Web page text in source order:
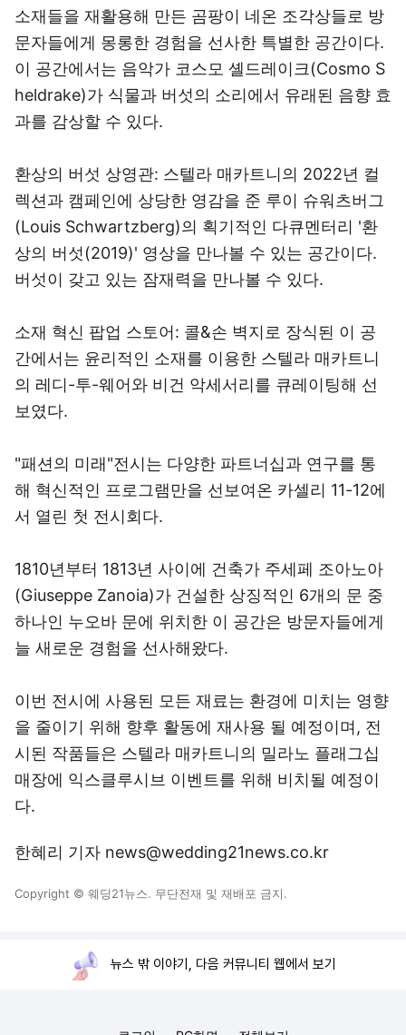
소재들을 재활용해 만든 곰팡이 네온 조각상들로 방
문자들에게 몽롱한 경험을 선사한 특별한 공간이다.
이 공간에서는 음악가 코스모 셸드레이크(Cosmo S
heldrake)가 식물과 버섯의 소리에서 유래된 음향 효
과를 감상할 수 있다.
환상의 버섯 상영관: 스텔라 매카트니의 2022년 컬
렉션과 캠페인에 상당한 영감을 준 루이 슈워츠버그
(Louis Schwartzberg)의 획기적인 다큐멘터리 '환
상의 버섯(2019)' 영상을 만나볼 수 있는 공간이다.
버섯이 갖고 있는 잠재력을 만나볼 수 있다.
소재 혁신 팝업 스토어: 콜&손 벽지로 장식된 이 공
간에서는 윤리적인 소재를 이용한 스텔라 매카트니
의 레디-투-웨어와 비건 악세서리를 큐레이팅해 선
보였다.
"패션의 미래"전시는 다양한 파트너십과 연구를 통
해 혁신적인 프로그램만을 선보여온 카셀리 11-12에
서 열린 첫 전시회다.
1810년부터 1813년 사이에 건축가 주세페 조아노아
(Giuseppe Zanoia)가 건설한 상징적인 6개의 문 중
하나인 누오바 문에 위치한 이 공간은 방문자들에게
늘 새로운 경험을 선사해왔다.
이번 전시에 사용된 모든 재료는 환경에 미치는 영향
을 줄이기 위해 향후 활동에 재사용 될 예정이며, 전
시된 작품들은 스텔라 매카트니의 밀라노 플래그십
매장에 익스클루시브 이벤트를 위해 비치될 예정이
다.
한혜리 기자 news@wedding21news.co.kr
Copyright © 웨딩21뉴스. 무단전재 및 재배포 금지.
뉴스 밖 이야기, 다음 커뮤니티 웹에서 보기